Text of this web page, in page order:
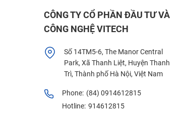
CÔNG TY CỔ PHẦN ĐẦU TƯ VÀ
CÔNG NGHỆ VITECH
Số 14TM5-6, The Manor Central
Park, Xã Thanh Liệt, Huyện Thanh
Trì, Thành phố Hà Nội, Việt Nam
Phone: (84) 0914612815
Hotline: 914612815